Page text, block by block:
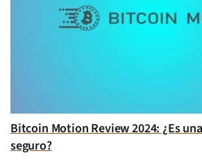
Bitcoin Motion Review 2024: ¿Es
seguro?